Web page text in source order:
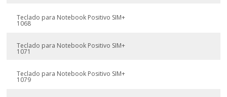
Teclado para Notebook Positivo SIM+
1068
Teclado para Notebook Positivo SIM+
1071
Teclado para Notebook Positivo SIM+
1079